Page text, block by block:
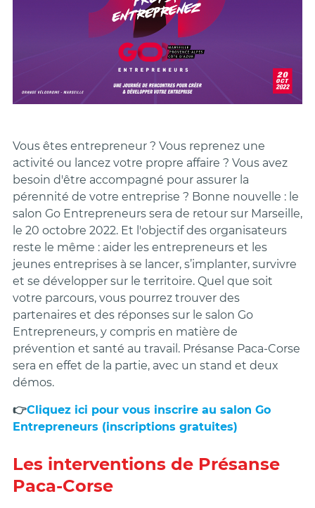
Vous êtes entrepreneur ? Vous reprenez une
activité ou lancez votre propre affaire ? Vous avez
besoin d'être accompagné pour assurer la
pérennité de votre entreprise ? Bonne nouvelle : le
salon Go Entrepreneurs sera de retour sur Marseille,
le 20 octobre 2022. Et l'objectif des organisateurs
reste le même : aider les entrepreneurs et les
jeunes entreprises à se lancer, s’implanter, survivre
et se développer sur le territoire. Quel que soit
votre parcours, vous pourrez trouver des
partenaires et des réponses sur le salon Go
Entrepreneurs, y compris en matière de
prévention et santé au travail. Présanse Paca-Corse
sera en effet de la partie, avec un stand et deux
démos.
👉Cliquez ici pour vous inscrire au salon Go
Entrepreneurs (inscriptions gratuites)
Les interventions de Présanse
Paca-Corse